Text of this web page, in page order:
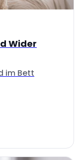
Wider
im Bett